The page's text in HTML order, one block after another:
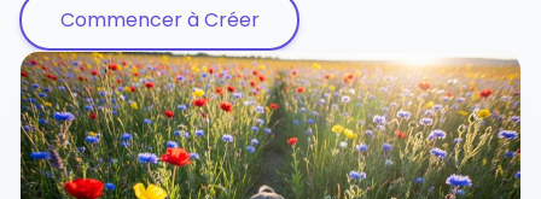
Commencer à Créer